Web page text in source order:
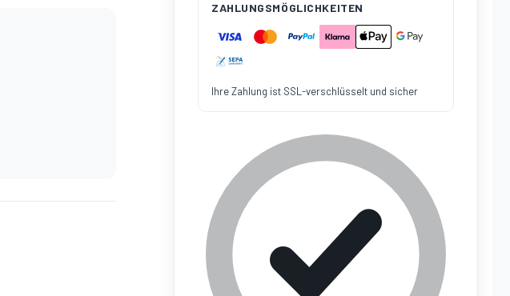
ZAHLUNGSMÖGLICHKEITEN
Ihre Zahlung ist SSL-verschlüsselt und sicher